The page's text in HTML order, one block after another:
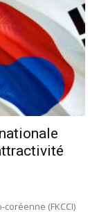
(FKCCI)